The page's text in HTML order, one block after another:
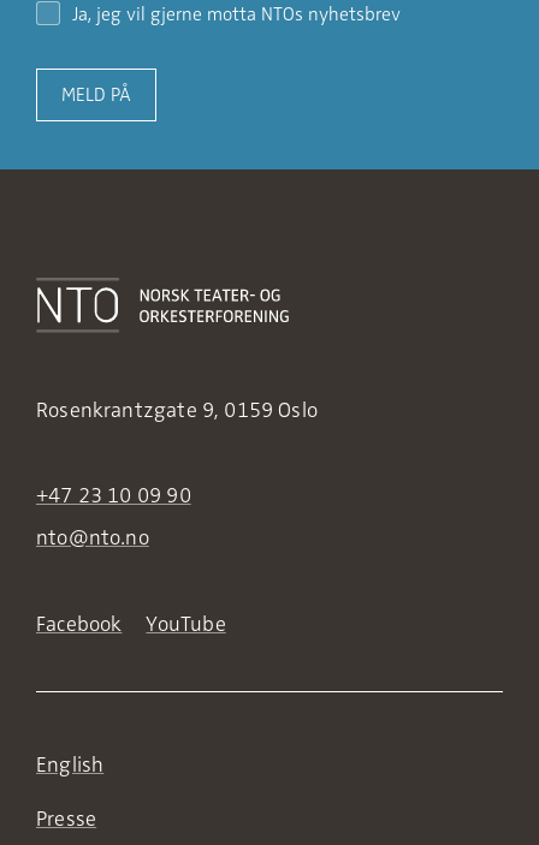
Rosenkrantzgate 9, 0159 Oslo
+47 23 10 09 90
nto@nto.no
Facebook YouTube
English
Presse
Ja, jeg vil gjerne motta NTOs nyhetsbrev
MELD PÅ